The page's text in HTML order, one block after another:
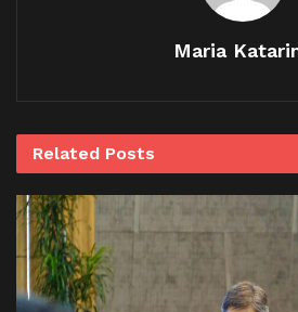
Maria
Related Posts